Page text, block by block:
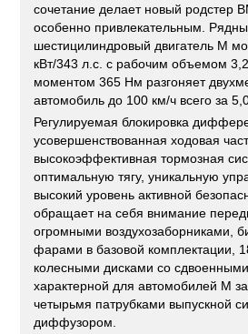
сочетание делает новый родстер
особенно привлекательным.
шестицилиндровый двигатель М
кВт/343 л.с. с рабочим объемом
моментом 365 Нм разгоняет
автомобиль до 100 км/ч всего за
Регулируемая блокировка
усовершенствованная ходовая
высокоэффективная тормозная
оптимальную тягу, уникальную
высокий уровень активной
обращает на себя внимание
огромными воздухозаборниками,
фарами в базовой комплектации,
колесными дисками со
характерной для автомобилей М
четырьмя патрубками выпускной
диффузором.